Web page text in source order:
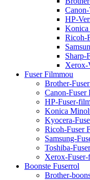
HP-
Konica
Ricoh-
Sharp-
Xerox-
Fuser Filmmou
Brother-
Canon-Fuser
HP-Fuser-
Konica
Kyocera-
Ricoh-Fuser
Samsung-
Toshiba-
Xerox-
Boonste Fuserrol
Brother-